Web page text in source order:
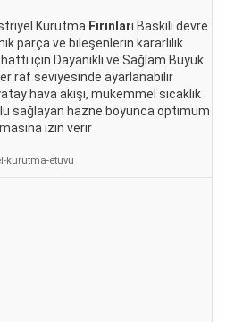
Kurutma Fırınları Baskılı devre
parça ve bileşenlerin kararlılık
için Dayanıklı ve Sağlam Büyük
raf seviyesinde ayarlanabilir
hava akışı, mükemmel sıcaklık
sağlayan hazne boyunca optimum
izin verir
kurutma-etuvu